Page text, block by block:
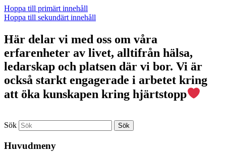
Hoppa till primärt innehåll
Hoppa till sekundärt innehåll
Här delar vi med oss om våra
erfarenheter av livet, alltifrån hälsa,
ledarskap och platsen där vi bor. Vi är
också starkt engagerade i arbetet kring
att öka kunskapen kring hjärtstopp
Sök
Huvudmeny